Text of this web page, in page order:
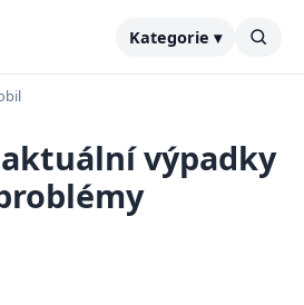
Kategorie ▾
výpadky